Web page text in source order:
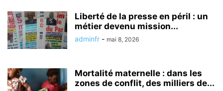
Liberté de la presse en péril : un
métier devenu mission...
adminfr - mai 8, 2026
Mortalité maternelle : dans les
zones de conflit, des milliers de...